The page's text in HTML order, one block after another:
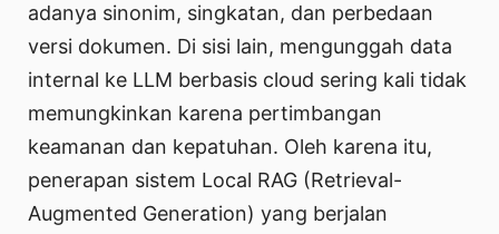
adanya sinonim, singkatan, dan perbedaan
versi dokumen. Di sisi lain, mengunggah data
internal ke LLM berbasis cloud sering kali tidak
memungkinkan karena pertimbangan
keamanan dan kepatuhan. Oleh karena itu,
penerapan sistem Local RAG (Retrieval-
Augmented Generation) yang berjalan